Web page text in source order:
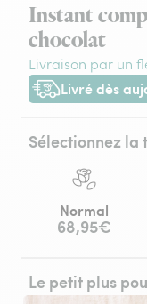
Instant
chocolat
Livraison par un
Livré dès
Livraison dès
Sélectionnez la
Normal
68,95€
Le petit plus